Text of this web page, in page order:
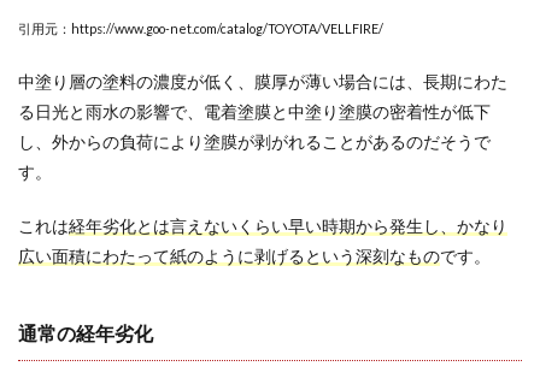
剥が
小さ
けれ
ばDIY
もあ
塗装
を外
くら
いか
引用元：https://www.goo-net.com/catalog/TOYOTA/VELLFIRE/
中塗り層の塗料の濃度が低く、膜厚が薄い場合には、長期にわた
る日光と雨水の影響で、電着塗膜と中塗り塗膜の密着性が低下
し、外からの負荷により塗膜が剥がれることがあるのだそうで
す。
これは経年劣化とは言えないくらい早い時期から発生し、かなり
広い面積にわたって紙のように剥げるという深刻なものです。
通常の経年劣化